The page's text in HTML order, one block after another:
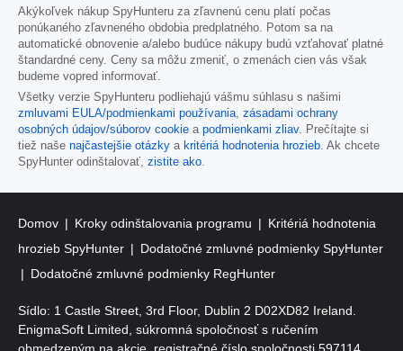
Akýkoľvek nákup SpyHunteru za zľavnenú cenu platí počas
ponúkaného zľavneného obdobia predplatného. Potom sa na
automatické obnovenie a/alebo budúce nákupy budú vzťahovať platné
štandardné ceny. Ceny sa môžu zmeniť, o zmenách cien vás však
budeme vopred informovať.
Všetky verzie SpyHunteru podliehajú vášmu súhlasu s našimi
zmluvami EULA/podmienkami používania zásadami ochrany
osobných údajov/súborov cookie a podmienkami zliav. Prečítajte si
tiež naše najčastejšie otázky a kritériá hodnotenia hrozieb . Ak chcete
SpyHunter odinštalovať, zistite ako
Domov Kroky odinštalovania programu
Kritériá hodnotenia
hrozieb SpyHunter
Dodatočné zmluvné podmienky SpyHunter
Dodatočné zmluvné podmienky RegHunter
Sídlo: 1 Castle Street, 3rd Floor, Dublin 2 D02XD82 Ireland.
EnigmaSoft Limited, súkromná spoločnosť s ručením
obmedzeným na akcie, registračné číslo spoločnosti 597114.